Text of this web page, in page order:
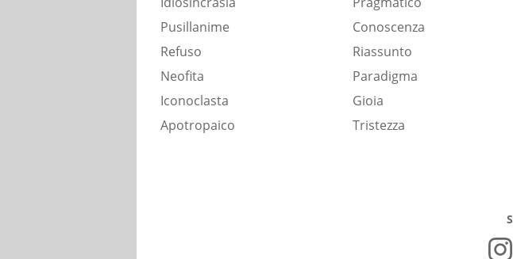
Pusillanime
Refuso
Neofita
Iconoclasta
Apotropaico
Conoscenza
Riassunto
Paradigma
Gioia
Tristezza